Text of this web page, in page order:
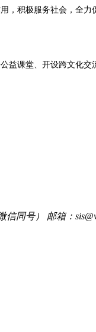
，积极服务社会，全
益课堂、开设跨文化
同号） 邮箱：